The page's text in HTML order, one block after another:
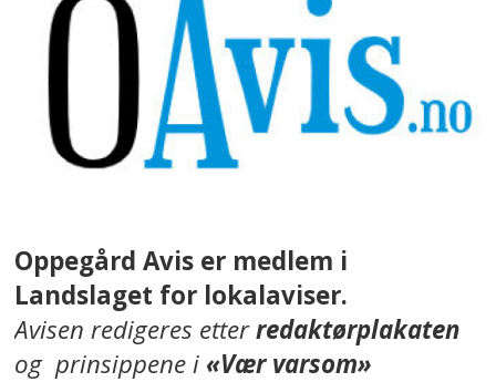
Oppegård Avis er medlem i
Landslaget for lokalaviser.
Avisen redigeres etterredaktørplakaten
og prinsippene i«Vær varsom»